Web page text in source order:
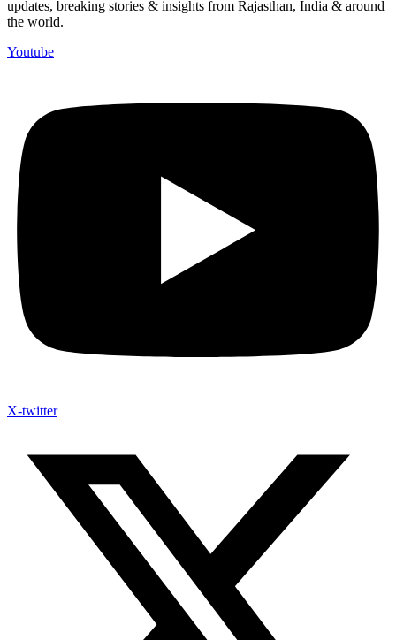
updates, breaking stories & insights from Rajasthan, India & around
the world.
Youtube
X-twitter